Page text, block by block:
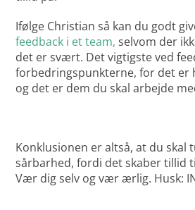
Ifølge Christian så kan du godt
feedback i et team, selvom der
det er svært. Det vigtigste ved
forbedringspunkterne, for det er
og det er dem du skal arbejde
Konklusionen er altså, at du skal
sårbarhed, fordi det skaber tillid
Vær dig selv og vær ærlig. Husk: